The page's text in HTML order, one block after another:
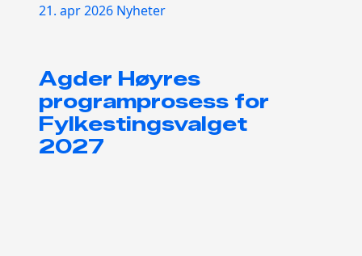
21. apr 2026 Nyheter
Agder Høyres
programprosess for
Fylkestingsvalget
2027